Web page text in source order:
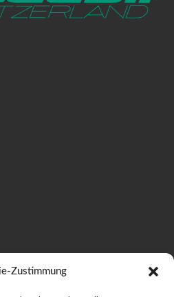
Zustimmung